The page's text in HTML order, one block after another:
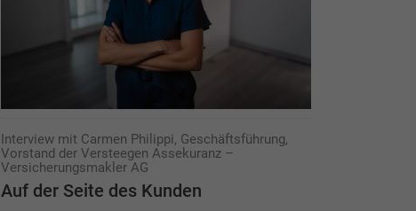
Interview mit Carmen Philippi, Geschäftsführung,
Vorstand der Versteegen Assekuranz –
Versicherungsmakler AG
Auf der Seite des Kunden